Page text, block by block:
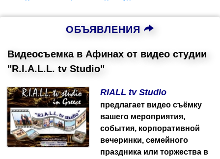
ОБЪЯВЛЕНИЯ
Видеосъемка в Афинах от видео студии
"R.I.A.L.L. tv Studio"
RIALL tv Studio
предлагает видео съёмку
вашего мероприятия,
события, корпоративной
вечеринки, семейного
праздника или торжества в